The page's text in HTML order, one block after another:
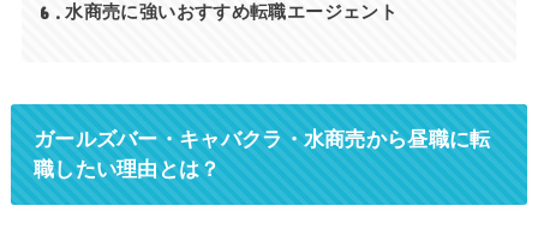
6 水商売に強いおすすめ転職エージェント
ガールズバー・キャバクラ・水商売から昼職に転
職したい理由とは？